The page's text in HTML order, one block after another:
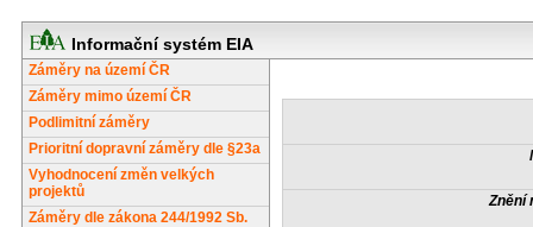
Informační systém EIA
Záměry na území ČR
Záměry mimo území ČR
Podlimitní záměry
Prioritní dopravní záměry dle §23a
Vyhodnocení změn velkých
projektů
Záměry dle zákona 244/1992 Sb.
Znění